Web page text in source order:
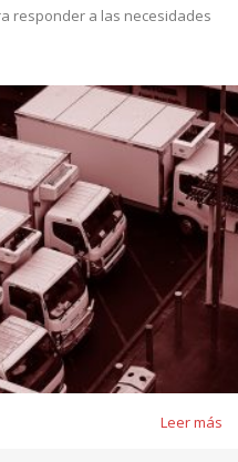
responder a las necesidades
Leer más